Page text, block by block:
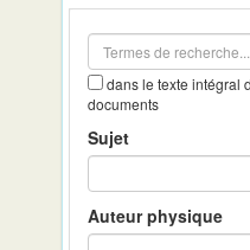
dans le texte intégral
documents
Sujet
Auteur physique